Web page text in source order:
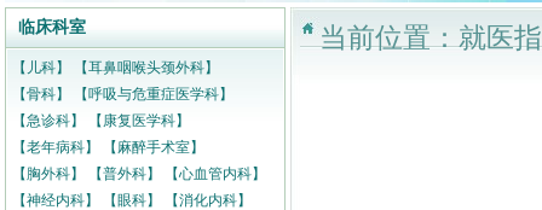
临床科室
【儿科】
【耳鼻咽喉头颈外科】
【骨科】
【呼吸与危重症医学科】
【急诊科】
【康复医学科】
【老年病科】
【麻醉手术室】
【胸外科】
【普外科】
【心血管内科】
【神经内科】
【眼科】
【消化内科】
当前位置：就医